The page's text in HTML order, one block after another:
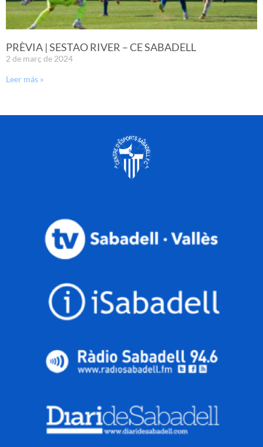
PRÈVIA | SESTAO RIVER – CE SABADELL
2 de març de 2024
Leer más »